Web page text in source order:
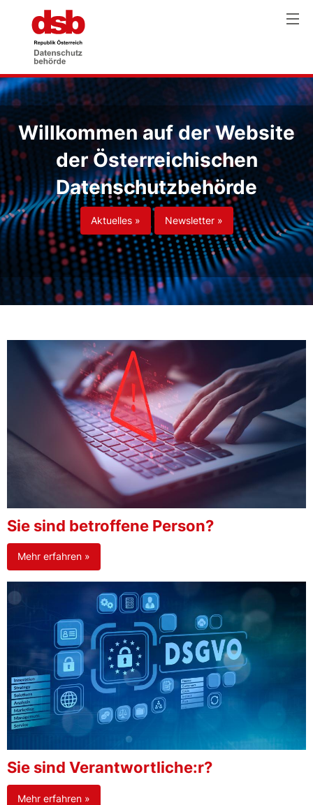
Willkommen auf der Website
der Österreichischen
Datenschutzbehörde
Aktuelles » Newsletter »
Sie sind betroffene Person?
Mehr erfahren »
Sie sind Verantwortliche:r?
Mehr erfahren »